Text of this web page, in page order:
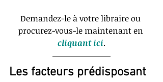
Demandez-le à votre libraire ou
procurez-vous-le maintenant en
cliquant ici.
Les facteurs prédisposant